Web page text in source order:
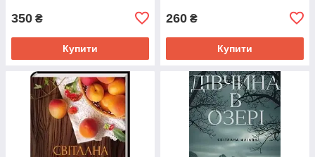
350 ₴
Купити
260 ₴
Купити